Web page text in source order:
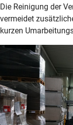
Die Reinigung der
vermeidet
kurzen